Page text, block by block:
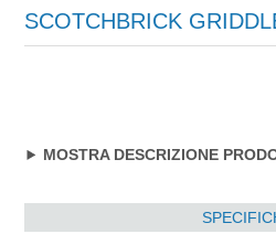
SCOTCHBRICK
MOSTRA DESCRIZIONE